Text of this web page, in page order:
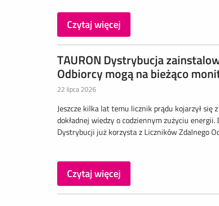
Czytaj więcej
TAURON Dystrybucja
Odbiorcy mogą na bieżąco
22 lipca 2026
Jeszcze kilka lat temu licznik prądu kojarzył
dokładnej wiedzy o codziennym zużyciu
Dystrybucji już korzysta z Liczników Zdalnego
Czytaj więcej